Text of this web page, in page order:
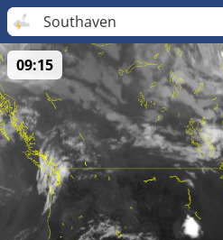
Southaven
09:15